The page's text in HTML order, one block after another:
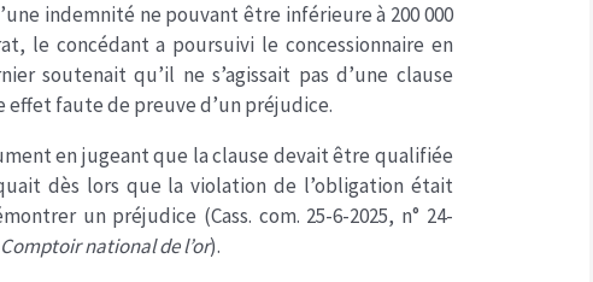
indemnité ne pouvant être inférieure à 200 000
le concédant a poursuivi le concessionnaire en
soutenait qu’il ne s’agissait pas d’une clause
faute de preuve d’un préjudice.
en jugeant que la clause devait être qualifiée
dès lors que la violation de l’obligation était
un préjudice (Cass. com. 25-6-2025, n° 24-
national de l’or).